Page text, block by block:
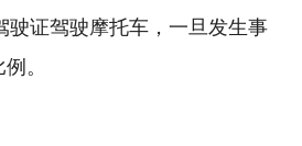
驶证驾驶摩托车，一旦发生事
。